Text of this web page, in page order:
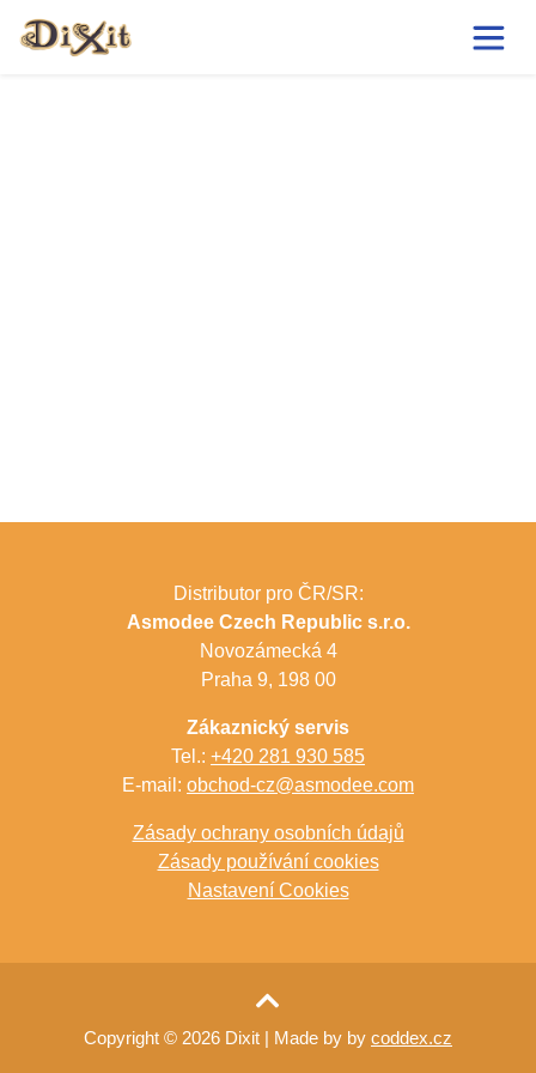
Distributor pro ČR/SR:
Asmodee Czech Republic s.r.o.
Novozámecká 4
Praha 9, 198 00
Zákaznický servis
Tel.: +420 281 930 585
E-mail: obchod-cz@asmodee.com
Zásady ochrany osobních údajů
Zásady používání cookies
Nastavení Cookies
Copyright © 2026 Dixit | Made by by coddex.cz